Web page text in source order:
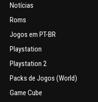
Notícias
Roms
Jogos em PT-BR
Playstation
Playstation 2
Packs de Jogos (World)
Game Cube